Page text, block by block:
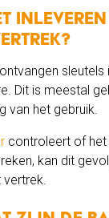
sleutels
Dit is meestal
van het gebruik.
controleert of het
kan dit